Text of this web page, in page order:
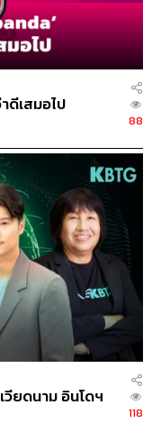
ดีเสมอไป
88
วียดนาม อินโดฯ
118